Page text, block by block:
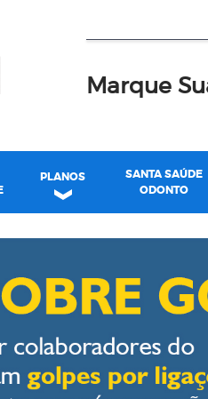
Marque
PLANOS
SANTA SAÚDE
ODONTO
Saúde